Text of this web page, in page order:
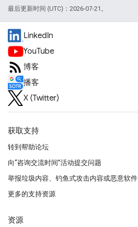
最后更新时间 (UTC)：2026-07-21。
LinkedIn
YouTube
博客
播客
X (Twitter)
获取支持
转到帮助论坛
向“咨询交流时间”活动提交问题
举报垃圾内容、钓鱼式攻击内容或恶意软件
更多的支持资源
资源